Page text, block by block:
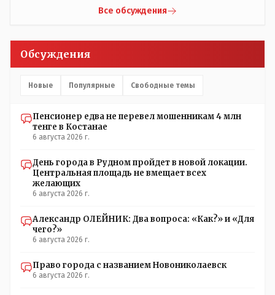
она все равно меня допрашивает:" Кто звонил? От кого
скрываешься? Почему сбросил?"
Все обсуждения
Обсуждения
Новые Популярные Свободные темы
Пенсионер едва не перевел мошенникам 4 млн
тенге в Костанае
6 августа 2026 г.
День города в Рудном пройдет в новой локации.
Центральная площадь не вмещает всех
желающих
6 августа 2026 г.
Александр ОЛЕЙНИК: Два вопроса: «Как?» и «Для
чего?»
6 августа 2026 г.
Право города с названием Новониколаевск
6 августа 2026 г.